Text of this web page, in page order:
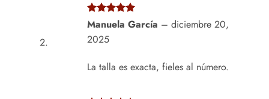
Valorado
5 de 5
Manuela García – diciembre 20,
2025
La talla es exacta, fieles al número.